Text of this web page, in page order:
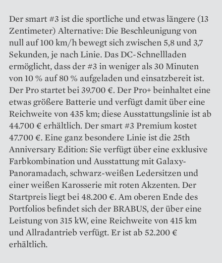
Der smart #3 ist die sportliche und etwas längere (13
Zentimeter) Alternative: Die Beschleunigung von
null auf 100 km/h bewegt sich zwischen 5,8 und 3,7
Sekunden, je nach Linie. Das DC-Schnellladen
ermöglicht, dass der #3 in weniger als 30 Minuten
von 10 % auf 80 % aufgeladen und einsatzbereit ist.
Der Pro startet bei 39.700 €. Der Pro+ beinhaltet eine
etwas größere Batterie und verfügt damit über eine
Reichweite von 435 km; diese Ausstattungslinie ist ab
44.700 € erhältlich. Der smart #3 Premium kostet
47.700 €. Eine ganz besondere Linie ist die 25th
Anniversary Edition: Sie verfügt über eine exklusive
Farb­kombination und Ausstattung mit Galaxy-
Panorama­dach, schwarz-­weißen Ledersitzen und
einer weißen Karosserie mit ­roten Akzenten. Der
Startpreis liegt bei 48.200 €. Am oberen Ende des
Portfolios befindet sich der ­BRABUS, der über eine
Leistung von 315 kW, eine Reichweite von 415 km
und Allradantrieb verfügt. Er ist ab 52.200 €
erhältlich.